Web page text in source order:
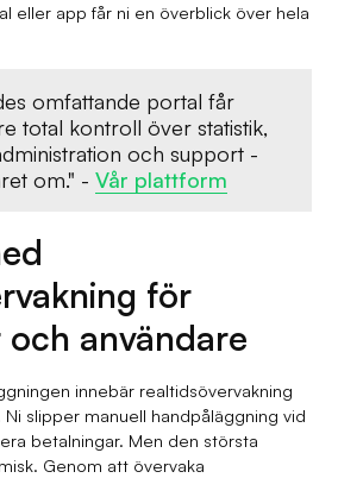
eller app får ni en överblick över hela
omfattande portal får
total kontroll över statistik,
och support -
om." -Vår plattform
för
användare
innebär realtidsövervakning
slipper manuell handpåläggning vid
betalningar. Men den största
Genom att övervaka